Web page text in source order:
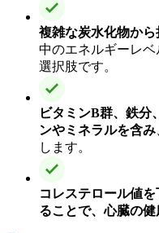
複雑な炭水化物か
中のエネルギーレ
選択肢です。
ビタミンB群、鉄分
ンやミネラルを含み
します。
コレステロール値
ることで、心臓の健